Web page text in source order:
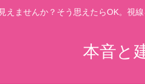
えませんか？そう思えたらOK。視
本音と